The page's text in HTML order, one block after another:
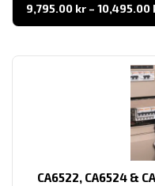
9,795.00 kr – 10,495.00
CA6522, CA6524 &